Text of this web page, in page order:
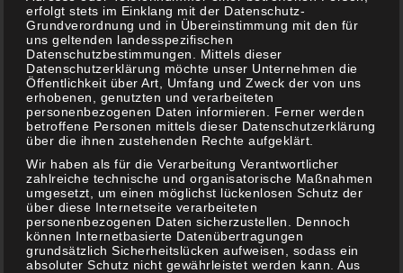
grillke 7. April 2021
Knobi-Radieschen-Quark eine mal etwas anderer
erfolgt stets im Einklang mit der Datenschutz-
Grundverordnung und in Übereinstimmung mit den für
uns geltenden landesspezifischen
Datenschutzbestimmungen. Mittels dieser
Datenschutzerklärung möchte unser Unternehmen die
Öffentlichkeit über Art, Umfang und Zweck der von uns
erhobenen, genutzten und verarbeiteten
personenbezogenen Daten informieren. Ferner werden
betroffene Personen mittels dieser Datenschutzerklärung
über die ihnen zustehenden Rechte aufgeklärt.
Wir haben als für die Verarbeitung Verantwortlicher
zahlreiche technische und organisatorische Maßnahmen
umgesetzt, um einen möglichst lückenlosen Schutz der
über diese Internetseite verarbeiteten
personenbezogenen Daten sicherzustellen. Dennoch
können Internetbasierte Datenübertragungen
grundsätzlich Sicherheitslücken aufweisen, sodass ein
absoluter Schutz nicht gewährleistet werden kann. Aus